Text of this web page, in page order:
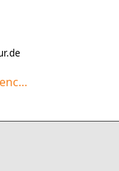
Línea directa de la agencia de empleo